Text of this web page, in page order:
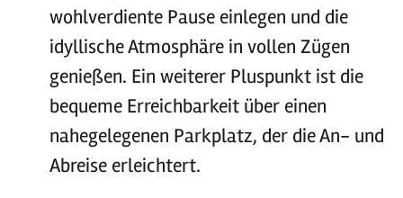
wohlverdiente Pause einlegen und die
idyllische Atmosphäre in vollen Zügen
genießen. Ein weiterer Pluspunkt ist die
bequeme Erreichbarkeit über einen
nahegelegenen Parkplatz, der die An- und
Abreise erleichtert.